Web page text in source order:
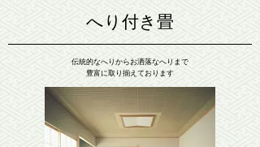
へり付き畳
伝統的なへりからお洒落なへりまで
豊富に取り揃えております